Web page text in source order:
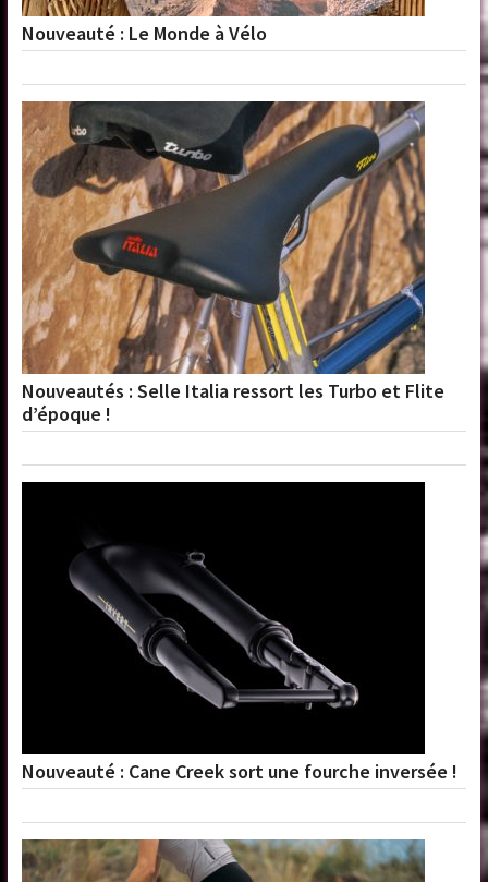
Nouveauté : Le Monde à Vélo
Nouveautés : Selle Italia ressort les Turbo et Flite
d’époque !
Nouveauté : Cane Creek sort une fourche inversée !